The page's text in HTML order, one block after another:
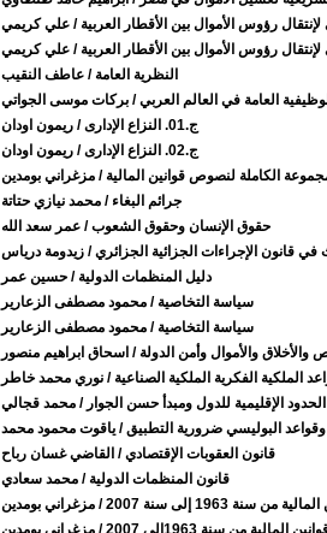
رؤوس الأموال بين الأقطار العربية / علي كريمي
رؤوس الأموال بين الأقطار العربية / علي كريمي
النظرية العامة / عاطف النقيب
العامة في العالم العربي/ بركات موسى الجواتي
ج.01. النزاع الإدارى
/ ريمون اودان
ج.02. النزاع الإدارى
/ ريمون اودان
/ مزغراني بومدين
جرائم البغاء / محمد نيازي حتاتة
حقوق الإنسان وحقوق الشعوب/ عمر سعد الله
في قانون الإجراءات الجزائية الجزائري/ زيدومة درياس
دليل المنظمات الدولية / حسين عمر
سياسة التخاصية / محمود مصطفى الزعارير
سياسة التخاصية / محمود مصطفى الزعارير
والأموال وأمن الدولة / اسحاق ابراهيم منصور
الملكية الفكرية الملكية الصناعية / نوري محمد خاطر
الإقليمية للدول ومبدأ حسن الجوار / محمد قجالي
وقواعد البوليسي ضرورية التطبيق/ ياقوت محمود محمد
قانون العقوبات الإقتصادي/ القاضي غسان رباح
قانون المنظمات الدولية / محمد سعادي
من سنة 1963 إلى سنة 2007
/ مزغراني بومدين
المالية من سنة 1963إلى 2007
/ مزغراني بومدين